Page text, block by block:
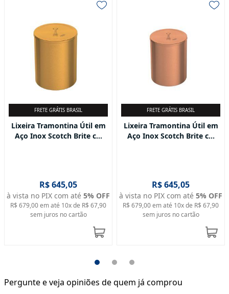
FRETE GRÁTIS BRASIL
Lixeira Tramontina Útil em
Aço Inox Scotch Brite c...
R$ 645,05
à vista no PIX com até 5% OFF
R$ 679,00em até 10x de R$ 67,90
sem juros no cartão
FRETE GRÁTIS BRASIL
Lixeira Tramontina Útil em
Aço Inox Scotch Brite c...
R$ 645,05
à vista no PIX com até 5% OFF
R$ 679,00em até 10x de R$ 67,90
sem juros no cartão
Pergunte e veja opiniões de quem já comprou